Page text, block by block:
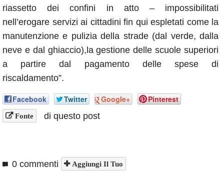
riassetto dei confini in atto – impossibilitati
nell’erogare servizi ai cittadini fin qui espletati come la
manutenzione e pulizia della strade (dal verde, dalla
neve e dal ghiaccio),la gestione delle scuole superiori
a partire dal pagamento delle spese di
riscaldamento”.
Facebook Twitter Google+ Pinterest
Fonte di questo post
0 commenti Aggiungi Il Tuo